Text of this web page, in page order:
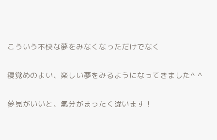
こういう不快な夢をみなくなっただけでなく
寝覚めのよい、楽しい夢をみるようになってきました^ ^
夢見がいいと、氣分がまったく違います！